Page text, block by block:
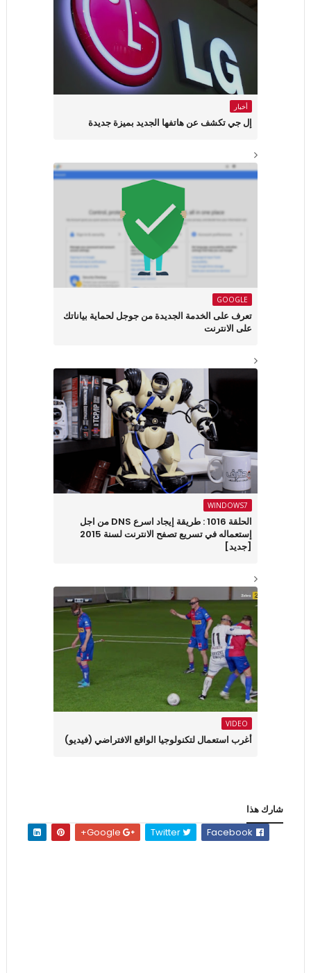
أخبار
إل جي تكشف عن هاتفها الجديد بميزة جديدة
GOOGLE
تعرف على الخدمة الجديدة من جوجل لحماية بياناتك
على الانترنت
WINDOWS7
الحلقة 1016 : طريقة إيجاد اسرع DNS من اجل
إستعماله في تسريع تصفح الانترنت لسنة 2015
[جديد]
VIDEO
أغرب استعمال لتكنولوجيا الواقع الافتراضي (فيديو)
شارك هذا
Twitter